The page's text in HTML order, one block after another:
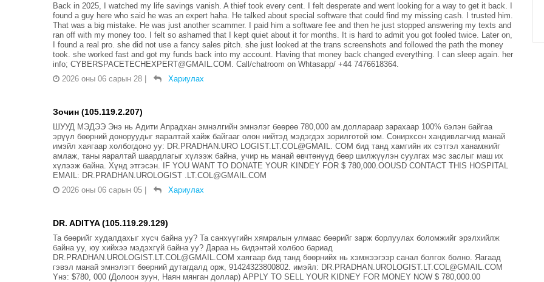
Back in 2025, I watched my life savings vanish. A thief took every cent. I felt desperate and went looking for a way to get it back. I
found a guy here who said he was an expert haha. He talked about special software that could find my missing cash. I trusted him.
That was a big mistake. He was just another scammer. I paid him a software fee and then he just stopped answering my texts and
ran off with my money too. I felt so ashamed that I kept quiet about it for months. It is hard to admit you got fooled twice. Later on,
I found a real pro. she did not use a fancy sales pitch. she just looked at the trans screenshots and followed the path the money
took. she worked fast and got my funds back into my account. Having that money back changed everything. I can sleep again. her
info; CYBERSPACETECHEXPERT@GMAIL.COM. Call/chatroom on Whtasapp/ +44 7476618364.
2026 оны 06 сарын 28
Хариулах
Зочин (105.119.2.207)
ШУУД МЭДЭЭ Энэ нь Адити Апрадхан эмнэлгийн эмнэлэг бөөрөө 780,000 ам.доллараар зарахаар 100% бэлэн байгаа
эрүүл бөөрний доноруудыг яаралтай хайж байгааг олон нийтэд мэдэгдэх зорилготой юм. Сонирхсон хандивлагчид манай
имэйл хаягаар холбогдоно уу: DR.PRADHAN.URO LOGIST.LT.COL@GMAIL. COM бид танд хамгийн их сэтгэл ханамжийг
амлаж, таны яаралтай шаардлагыг хүлээж байна, учир нь манай өвчтөнүүд бөөр шилжүүлэн суулгах мэс заслыг маш их
хүлээж байна. Хүнд этгэсэн. IF YOU WANT TO DONATE YOUR KINDEY FOR $ 780,000.OOUSD CONTACT THIS HOSPITAL
EMAIL: DR.PRADHAN.UROLOGIST .LT.COL@GMAIL.COM
2026 оны 06 сарын 05
Хариулах
DR. ADITYA (105.119.29.129)
Та бөөрийг худалдахыг хүсч байна уу? Та санхүүгийн хямралын улмаас бөөрийг зарж борлуулах боломжийг эрэлхийлж
байна уу, юу хийхээ мэдэхгүй байна уу? Дараа нь бидэнтэй холбоо бариад
DR.PRADHAN.UROLOGIST.LT.COL@GMAIL.COM хаягаар бид танд бөөрнийх нь хэмжээгээр санал болгох болно. Яагаад
гэвэл манай эмнэлэгт бөөрний дутагдалд орж, 91424323800802. имэйл: DR.PRADHAN.UROLOGIST.LT.COL@GMAIL.COM
Yнэ: $780, 000 (Долоон зуун, Наян мянган доллар) APPLY TO SELL YOUR KIDNEY FOR MONEY NOW $ 780,000.00